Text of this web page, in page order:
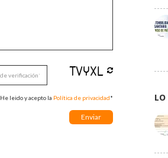
He leido y acepto la Política de privacidad*